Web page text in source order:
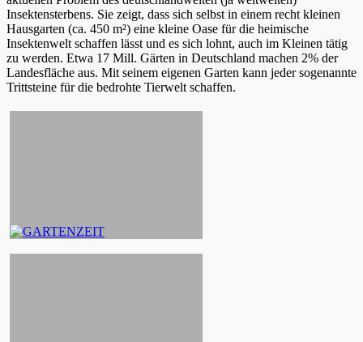
Insektensterbens. Sie zeigt, dass sich selbst in einem recht kleinen
Hausgarten (ca. 450 m²) eine kleine Oase für die heimische
Insektenwelt schaffen lässt und es sich lohnt, auch im Kleinen tätig
zu werden. Etwa 17 Mill. Gärten in Deutschland machen 2% der
Landesfläche aus. Mit seinem eigenen Garten kann jeder sogenannte
Trittsteine für die bedrohte Tierwelt schaffen.